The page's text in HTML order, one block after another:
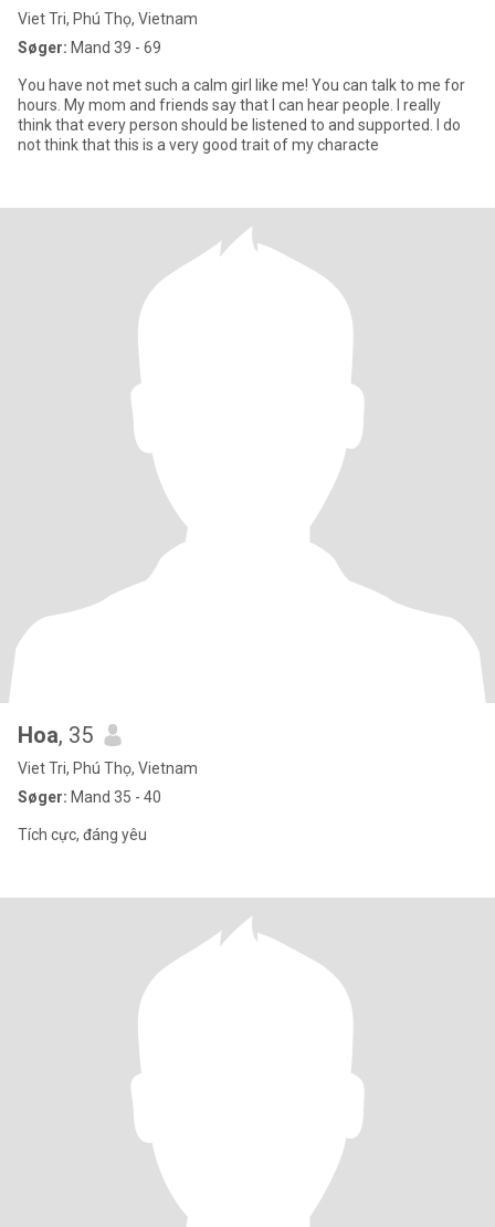
Viet Tri, Phú Thọ, Vietnam
Søger: Mand 39 - 69
You have not met such a calm girl like me! You can talk to me for
hours. My mom and friends say that I can hear people. I really
think that every person should be listened to and supported. I do
not think that this is a very good trait of my characte
Hoa, 35
Viet Tri, Phú Thọ, Vietnam
Søger: Mand 35 - 40
Tích cực, đáng yêu